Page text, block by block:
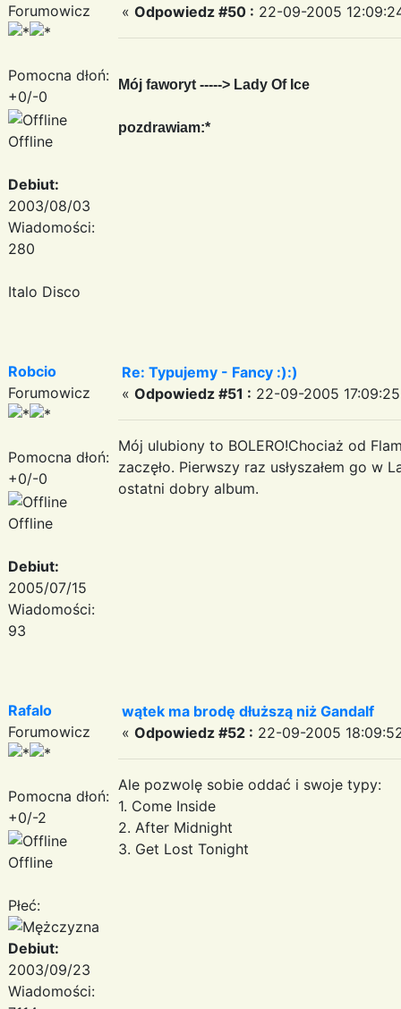
Forumowicz
Pomocna dłoń:
+0/-0
Offline
Debiut:
2003/08/03
Wiadomości:
280
Italo Disco
« Odpowiedz #50 : 22-09-2005
Mój faworyt -----> Lady Of Ice
pozdrawiam:*
Robcio
Forumowicz
Pomocna dłoń:
+0/-0
Offline
Debiut:
2005/07/15
Wiadomości:
93
Re: Typujemy - Fancy :):)
« Odpowiedz #51 : 22-09-2005
Mój ulubiony to BOLERO!Chociaż od
zaczęło. Pierwszy raz usłyszałem go
ostatni dobry album.
Rafalo
Forumowicz
Pomocna dłoń:
+0/-2
Offline
Płeć:
Debiut:
2003/09/23
Wiadomości:
wątek ma brodę dłuższą niż Gandalf
« Odpowiedz #52 : 22-09-2005
Ale pozwolę sobie oddać i swoje typy:
1. Come Inside
2. After Midnight
3. Get Lost Tonight